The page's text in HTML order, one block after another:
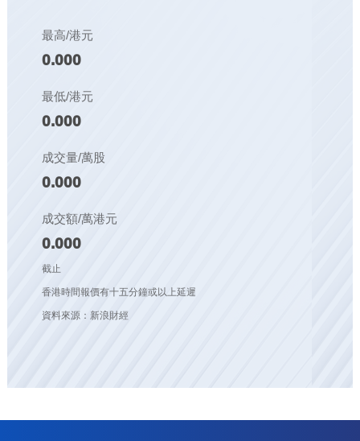
最高/港元
0.000
最低/港元
0.000
成交量/萬股
0.000
成交額/萬港元
0.000
截止
香港時間報價有十五分鐘或以上延遲
資料來源：新浪財經